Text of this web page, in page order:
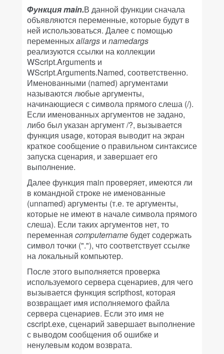
Функцияmain.В данной функции сначала
объявляются переменные, которые будут в
ней использоваться. Далее с помощью
переменныхallargs и namedargs
реализуются ссылки на коллекции
WScript.Arguments и
WScript.Arguments.Named, соответственно.
Именованными (named) аргументами
называются любые аргументы,
начинающиеся с символа прямого слеша (/).
Если именованных аргументов не задано,
либо был указан аргумент /?, вызывается
функция usage, которая выводит на экран
краткое сообщение о правильном синтаксисе
запуска сценария, и завершает его
выполнение.
Далее функция main проверяет, имеются ли
в командной строке не именованные
(unnamed) аргументы (т.е. те аргументы,
которые не имеют в начале символа прямого
слеша). Если таких аргументов нет, то
переменная computername будет содержать
символ точки ("."), что соответствует ссылке
на локальный компьютер.
После этого выполняется проверка
используемого сервера сценариев, для чего
вызывается функция scripthost, которая
возвращает имя исполняемого файла
сервера сценариев. Если это имя не
cscript.exe, сценарий завершает выполнение
с выводом сообщения об ошибке и
ненулевым кодом возврата.